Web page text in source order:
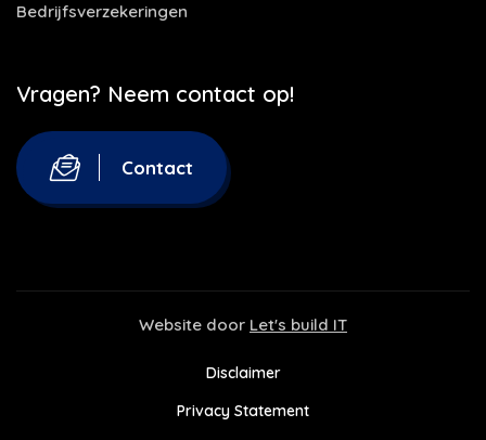
Bedrijfsverzekeringen
Vragen? Neem contact op!
Contact
Website door Let's build IT
Disclaimer
Privacy Statement